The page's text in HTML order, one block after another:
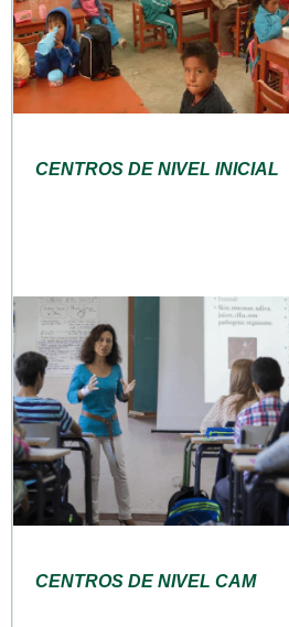
CENTROS DE NIVEL INICIAL
CENTROS DE NIVEL CAM